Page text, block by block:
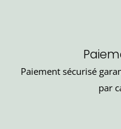
Paiement sécurisé
par